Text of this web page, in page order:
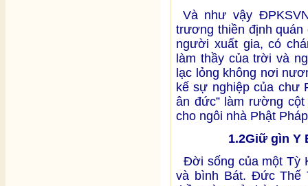
Và như vậy
trương thiền định
người xuất gia, có
làm thầy của trời và
lạc lỏng không nơi
kế sự nghiệp của chư
ân đức” làm rường
cho ngôi nhà Phật
1.2Giữ gìn Y
Đời sống của một Tỳ
và bình Bát. Đức Thế